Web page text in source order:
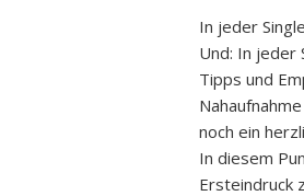
In jeder
Und: In jeder
Tipps und
noch ein
In diesem
Ersteindruck